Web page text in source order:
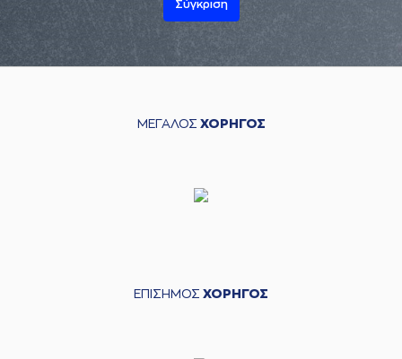
Σύγκριση
ΜΕΓΑΛΟΣ ΧΟΡΗΓΟΣ
ΕΠΙΣΗΜΟΣ ΧΟΡΗΓΟΣ